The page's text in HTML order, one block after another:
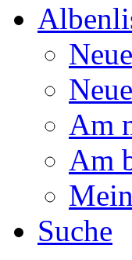
Am
Am
Suche